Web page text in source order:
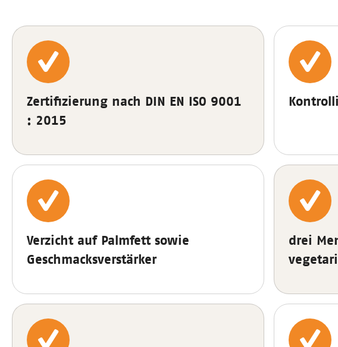
Zertifizierung nach DIN EN ISO 9001
: 2015
Verzicht auf Palmfett sowie
Geschmacksverstärker
drei